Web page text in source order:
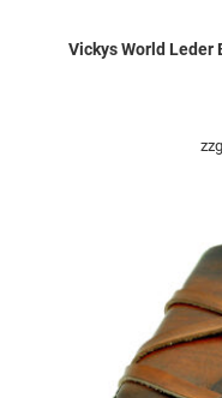
Vickys World Leder